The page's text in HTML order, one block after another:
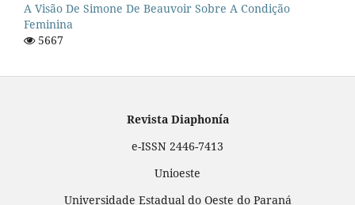
A Visão De Simone De Beauvoir Sobre A Condição
Feminina
5667
Revista Diaphonía
e-ISSN 2446-7413
Unioeste
Universidade Estadual do Oeste do Paraná